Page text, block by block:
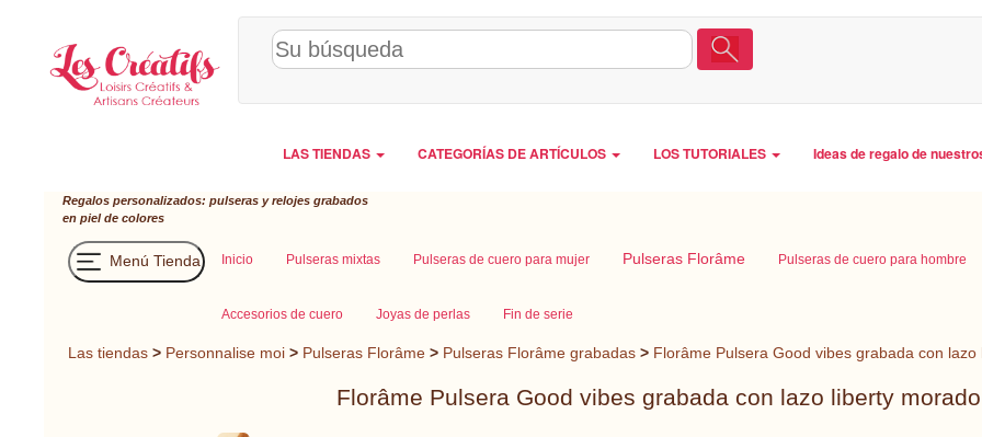
LAS TIENDAS CATEGORÍAS DE ARTÍCULOS LOS TUTORIALES Ideas de regalo de
Regalos personalizados: pulseras y relojes grabados
en piel de colores
Menú Tienda Inicio Pulseras mixtas Pulseras de cuero para mujer Pulseras Florâme Pulseras de cuero para hombre
Accesorios de cuero Joyas de perlas Fin de serie
Las tiendas > Personnalise moi > Pulseras Florâme > Pulseras Florâme grabadas > Florâme Pulsera Good vibes grabada con
Florâme Pulsera Good vibes grabada con lazo liberty